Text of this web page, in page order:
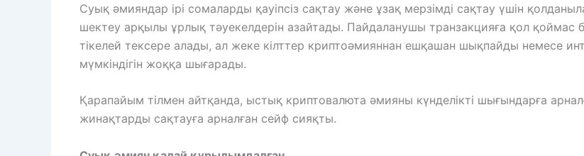
Суық әмияндар ірі сомаларды қауіпсіз сақтау және ұзақ мерзімді сақтау үшін
шектеу арқылы ұрлық тәуекелдерін азайтады. Пайдаланушы транзакцияға қол
тікелей тексере алады, ал жеке кілттер криптоәмияннан ешқашан шықпайды немесе
мүмкіндігін жоққа шығарады.
Қарапайым тілмен айтқанда, ыстық криптовалюта әмияны күнделікті шығындарға
жинақтарды сақтауға арналған сейф сияқты.